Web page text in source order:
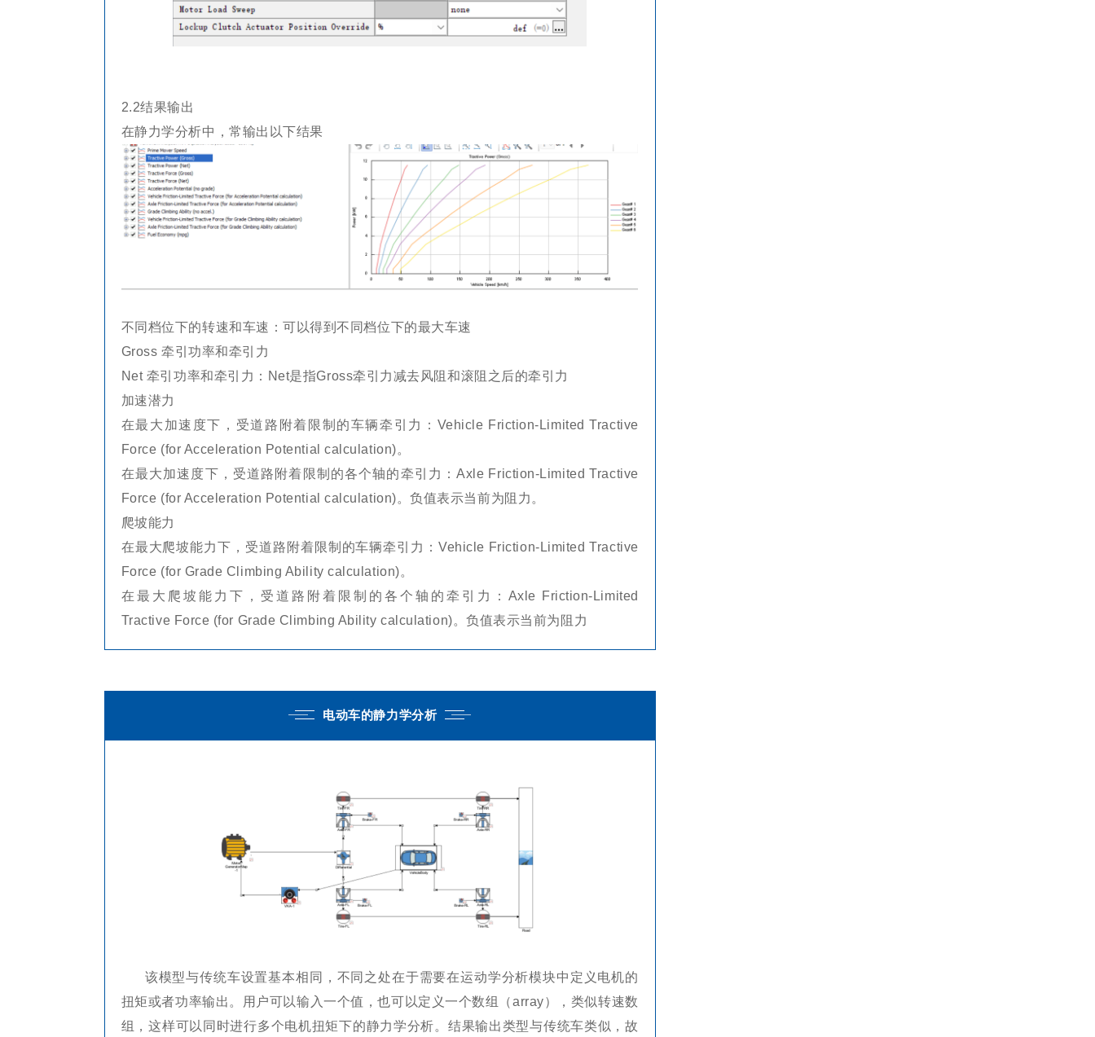
2.2结果输出
在静力学分析中，常输出以下结果
不同档位下的转速和车速：可以得到不同档位下的最大车速
Gross 牵引功率和牵引力
Net 牵引功率和牵引力：Net是指Gross牵引力减去风阻和滚阻之后的牵引力
加速潜力
在最大加速度下，受道路附着限制的车辆牵引力：Vehicle Friction-Limited Tractive
Force (for Acceleration Potential calculation)。
在最大加速度下，受道路附着限制的各个轴的牵引力：Axle Friction-Limited Tractive
Force (for Acceleration Potential calculation)。负值表示当前为阻力。
爬坡能力
在最大爬坡能力下，受道路附着限制的车辆牵引力：Vehicle Friction-Limited Tractive
Force (for Grade Climbing Ability calculation)。
在最大爬坡能力下，受道路附着限制的各个轴的牵引力：Axle Friction-Limited
Tractive Force (for Grade Climbing Ability calculation)。负值表示当前为阻力
电动车的静力学分析
该模型与传统车设置基本相同，不同之处在于需要在运动学分析模块中定义电机的
扭矩或者功率输出。用户可以输入一个值，也可以定义一个数组（array），类似转速数
组，这样可以同时进行多个电机扭矩下的静力学分析。结果输出类型与传统车类似，故